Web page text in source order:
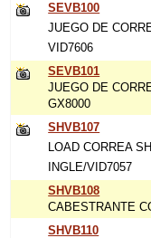
SEVB100
JUEGO DE
VID7606
SEVB101
JUEGO DE
GX8000
SHVB107
LOAD CORREA
INGLE/VID7057
SHVB108
CABESTRANTE
SHVB110